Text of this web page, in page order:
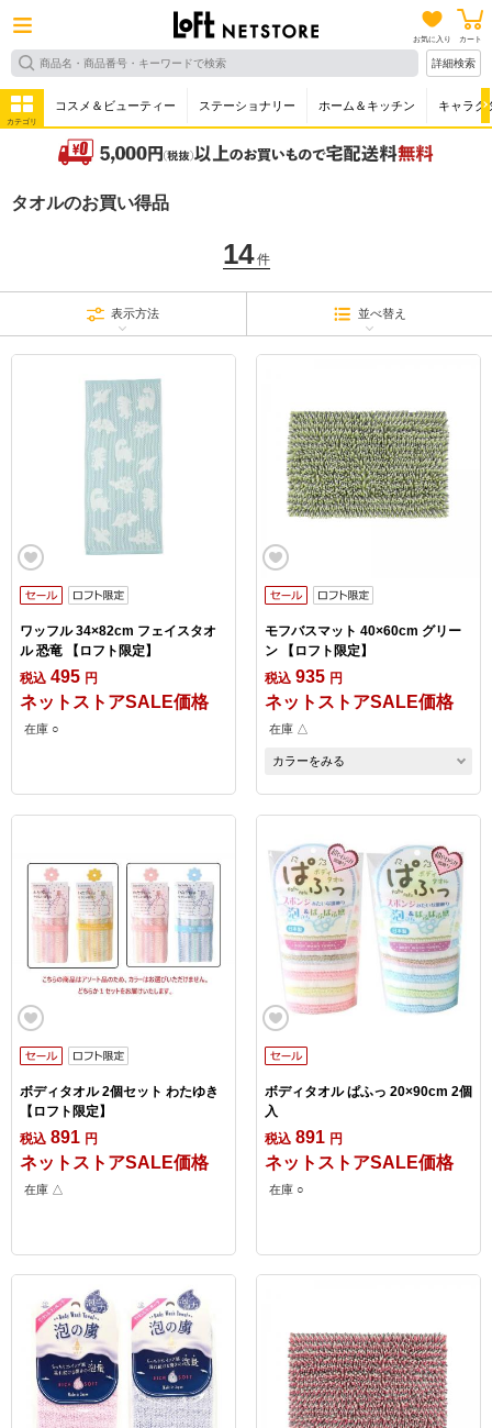
お気に入り カート
詳細検索
カテゴリ
コスメ＆ビューティー ステーショナリー ホーム＆キッチン キャラク
タオルのお買い得品
14件
表示方法 並べ替え
ワッフル 34×82cm フェイスタオ
ル 恐竜 【ロフト限定】
税込 495 円
ネットストアSALE価格
在庫 ○
モフバスマット 40×60cm グリー
ン 【ロフト限定】
税込 935 円
ネットストアSALE価格
在庫 △
カラーをみる
ボディタオル 2個セット わたゆき
【ロフト限定】
税込 891 円
ネットストアSALE価格
在庫 △
ボディタオル ぱふっ 20×90cm 2個
入
税込 891 円
ネットストアSALE価格
在庫 ○